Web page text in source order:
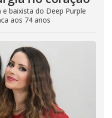
baixista do Deep Purple
aos 74 anos